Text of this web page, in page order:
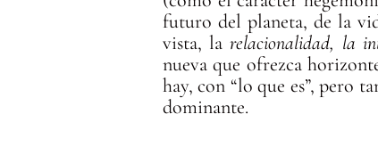
futuro del planeta, de la
vista, larelacionalidad, la
nueva que ofrezca
hay, con “lo que es”, pero
dominante.